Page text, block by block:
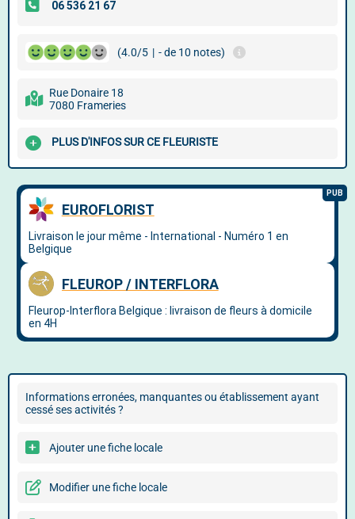
(4.0/5 | - de 10 notes)
Rue Donaire 18
7080 Frameries
PLUS D'INFOS SUR CE FLEURISTE
Informations erronées, manquantes ou établissement ayant
cessé ses activités ?
Ajouter une fiche locale
Modifier une fiche locale